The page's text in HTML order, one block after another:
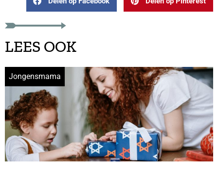
LEES OOK
Jongensmama